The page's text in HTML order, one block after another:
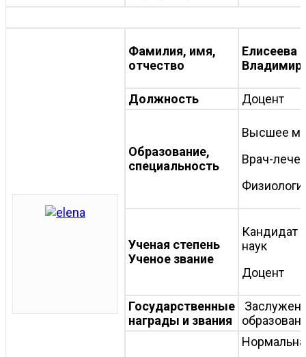
Фамилия, имя,
отчество
Елисеева
Должность Доцент
Образование,
специальность
Высшее
Врач-
Ученая степень
Ученое звание
Кандидат
наук
Доцент
Государственные
награды и звания